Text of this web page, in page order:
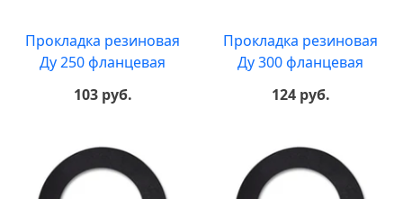
Прокладка резиновая
Ду 250 фланцевая
103 руб.
Прокладка резиновая
Ду 300 фланцевая
124 руб.